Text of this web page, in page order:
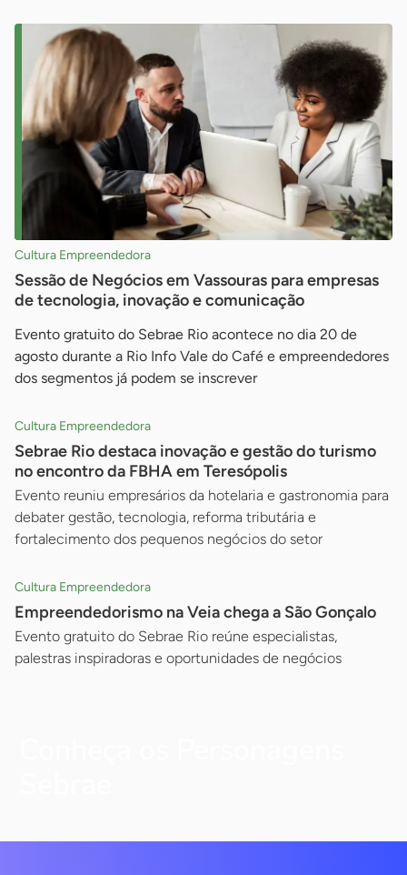
Cultura Empreendedora
Sessão de Negócios em Vassouras para empresas
de tecnologia, inovação e comunicação
Evento gratuito do Sebrae Rio acontece no dia 20 de
agosto durante a Rio Info Vale do Café e empreendedores
dos segmentos já podem se inscrever
Cultura Empreendedora
Sebrae Rio destaca inovação e gestão do turismo
no encontro da FBHA em Teresópolis
Evento reuniu empresários da hotelaria e gastronomia para
debater gestão, tecnologia, reforma tributária e
fortalecimento dos pequenos negócios do setor
Cultura Empreendedora
Empreendedorismo na Veia chega a São Gonçalo
Evento gratuito do Sebrae Rio reúne especialistas,
palestras inspiradoras e oportunidades de negócios